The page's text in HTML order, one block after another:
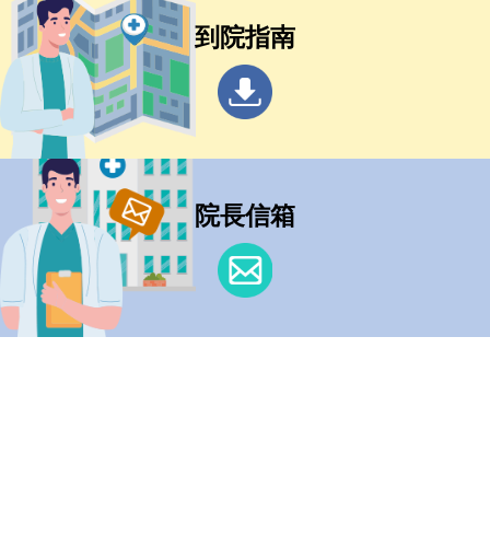
到院指南
院長信箱